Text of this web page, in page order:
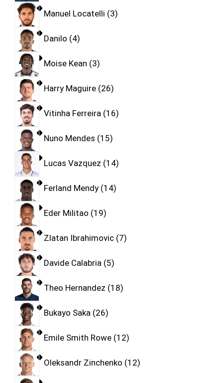
Manuel Locatelli 3
Danilo 4
Moise Kean 3
Harry Maguire 26
Vitinha Ferreira 16
Nuno Mendes 15
Lucas Vazquez 14
Ferland Mendy 14
Eder Militao 19
Zlatan Ibrahimovic 7
Davide Calabria 5
Theo Hernandez 18
Bukayo Saka 26
Emile Smith Rowe 12
Oleksandr Zinchenko 12